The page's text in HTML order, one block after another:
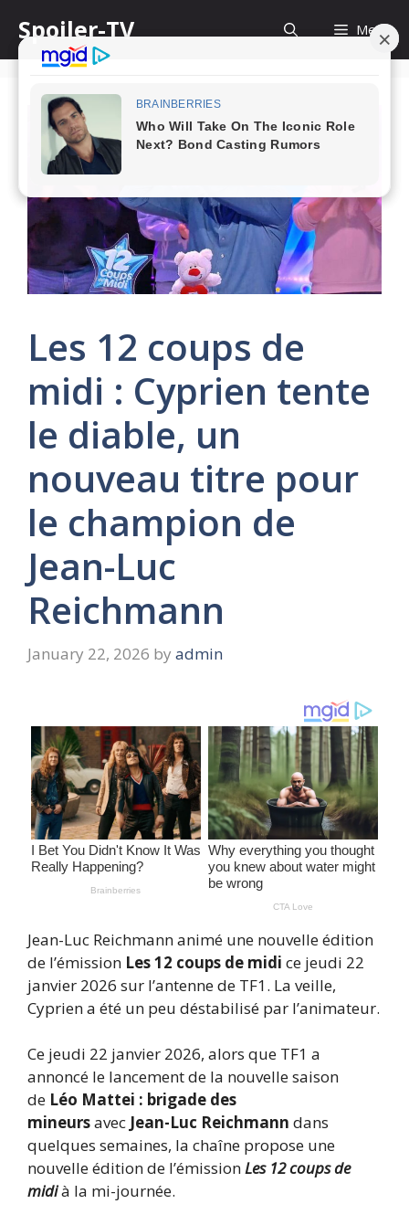
content
Spoiler-TV Menu
Les 12 coups de
midi : Cyprien tente
le diable, un
nouveau titre pour
le champion de
Jean-Luc
Reichmann
January 22, 2026 by admin
Jean-Luc Reichmann animé une nouvelle édition
de l’émission Les 12 coups de midi ce jeudi 22
janvier 2026 sur l’antenne de TF1. La veille,
Cyprien a été un peu déstabilisé par l’animateur.
Ce jeudi 22 janvier 2026, alors que TF1 a
annoncé le lancement de la nouvelle saison
de Léo Mattei : brigade des
mineursavec Jean-Luc Reichmann dans
quelques semaines, la chaîne propose une
nouvelle édition de l’émissionLes 12 coups de
midià la mi-journée.